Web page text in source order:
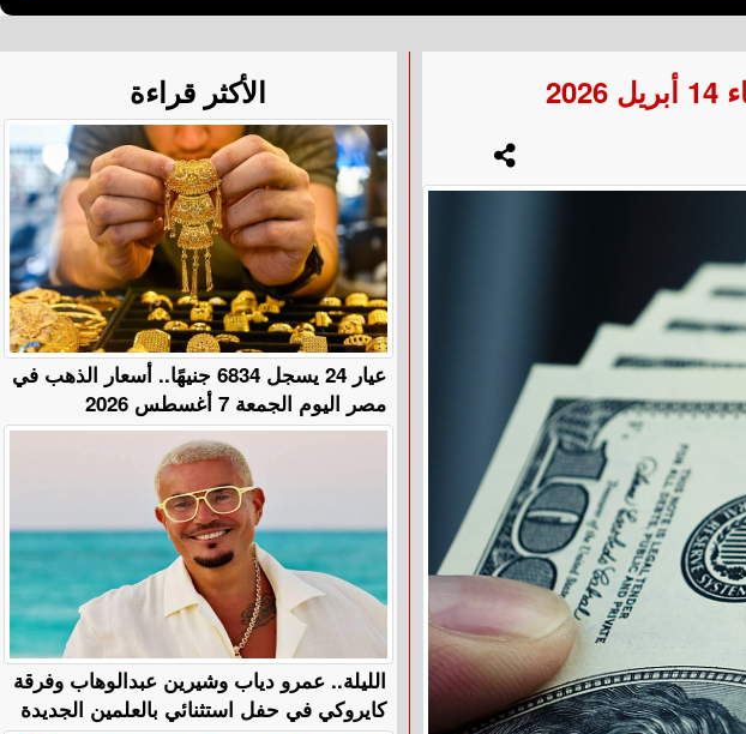
الأكثر قراءة
عيار 24 يسجل 6834 جنيهًا.. أسعار الذهب في
مصر اليوم الجمعة 7 أغسطس 2026
الليلة.. عمرو دياب وشيرين عبدالوهاب وفرقة
كايروكي في حفل استثنائي بالعلمين الجديدة